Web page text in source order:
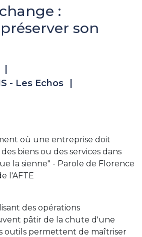
:
son
- Les Echos
où une entreprise doit
biens ou des services dans
la sienne" - Parole de Florence
l'AFTE
des opérations
pâtir de la chute d'une
outils permettent de maîtriser